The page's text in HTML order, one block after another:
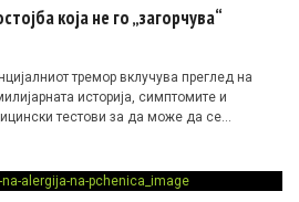
која не го „загорчува“
тремор вклучува преглед на
историја, симптомите и
тестови за да може да се